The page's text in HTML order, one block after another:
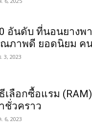
อันดับ ที่นอนยางพ
ภาพดี ยอดนิยม คน
3, 2023
เลือกซื้อแรม
ชั่วคราว
6, 2023